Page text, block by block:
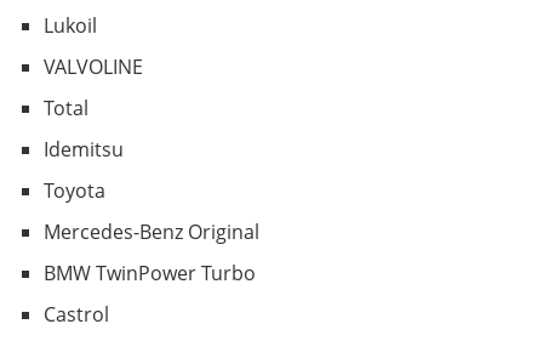
Lukoil
VALVOLINE
Total
Idemitsu
Toyota
Mercedes-Benz Original
BMW TwinPower Turbo
Castrol